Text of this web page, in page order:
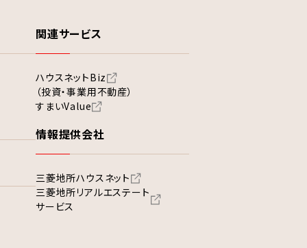
関連サービス
ハウスネットBiz
（投資・事業用不動産）
すまいValue
情報提供会社
三菱地所ハウスネット
三菱地所リアルエステート
サービス